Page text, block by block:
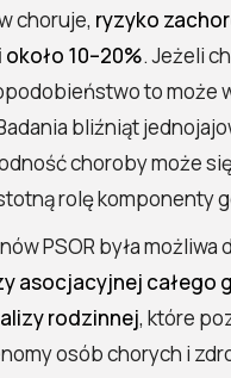
choruje, ryzyko
10–20%. Jeżeli
to może
bliźniąt
choroby może
rolę komponenty
PSOR była możliwa
asocjacyjnej całego
rodzinnej, które
osób chorych i